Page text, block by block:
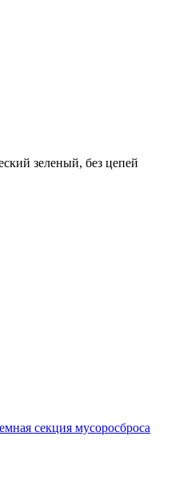
зеленый, без цепей
секция мусоросброса